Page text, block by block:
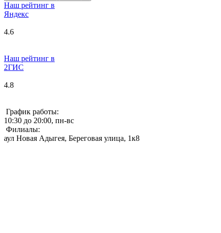
Наш рейтинг в
Яндекс
4.6
Наш рейтинг в
2ГИС
4.8
График работы:
10:30 до 20:00, пн-вс
Филиалы:
аул Новая Адыгея, Береговая улица, 1к8